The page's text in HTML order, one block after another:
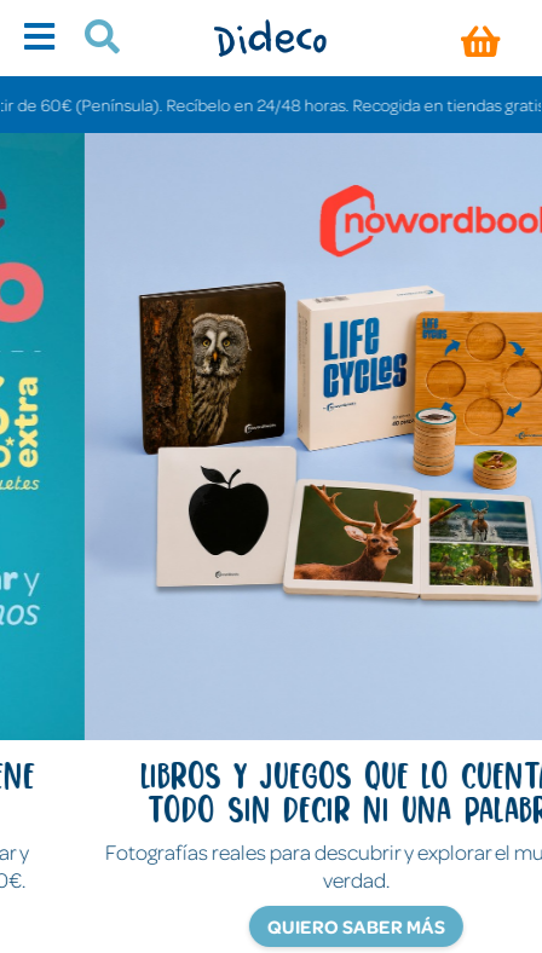
Recíbelo en 24/48 horas. Recogida en tiendas gratis en 3-6 días.
Libros y juegos que lo cuentan
todo sin decir ni una palabra
Fotografías reales para descubrir y explorar el mundo de
QUIERO SABER MÁS